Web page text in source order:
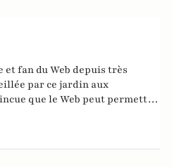
fan du Web depuis très
par ce jardin aux
que le Web peut permettre
que les humains
eux et partagent la chose